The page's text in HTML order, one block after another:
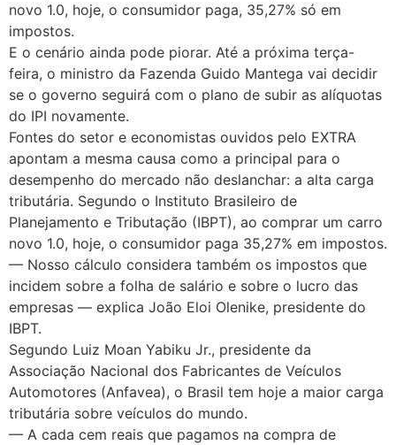
novo 1.0, hoje, o consumidor paga, 35,27% só em
impostos.
E o cenário ainda pode piorar. Até a próxima terça-
feira, o ministro da Fazenda Guido Mantega vai decidir
se o governo seguirá com o plano de subir as alíquotas
do IPI novamente.
Fontes do setor e economistas ouvidos pelo EXTRA
apontam a mesma causa como a principal para o
desempenho do mercado não deslanchar: a alta carga
tributária. Segundo o Instituto Brasileiro de
Planejamento e Tributação (IBPT), ao comprar um carro
novo 1.0, hoje, o consumidor paga 35,27% em impostos.
— Nosso cálculo considera também os impostos que
incidem sobre a folha de salário e sobre o lucro das
empresas — explica João Eloi Olenike, presidente do
IBPT.
Segundo Luiz Moan Yabiku Jr., presidente da
Associação Nacional dos Fabricantes de Veículos
Automotores (Anfavea), o Brasil tem hoje a maior carga
tributária sobre veículos do mundo.
— A cada cem reais que pagamos na compra de